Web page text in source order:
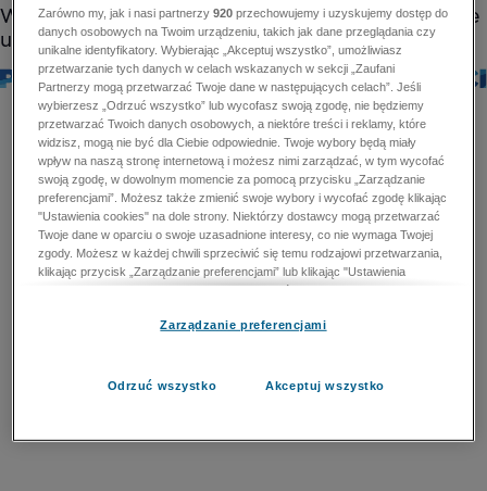
Zarówno my, jak i nasi partnerzy920 przechowujemy i uzyskujemy dostęp do
danych osobowych na Twoim urządzeniu, takich jak dane przeglądania czy
unikalne identyfikatory. Wybierając „Akceptuj wszystko”, umożliwiasz
przetwarzanie tych danych w celach wskazanych w sekcji „Zaufani
Partnerzy mogą przetwarzać Twoje dane w następujących celach”. Jeśli
wybierzesz „Odrzuć wszystko” lub wycofasz swoją zgodę, nie będziemy
przetwarzać Twoich danych osobowych, a niektóre treści i reklamy, które
widzisz, mogą nie być dla Ciebie odpowiednie. Twoje wybory będą miały
wpływ na naszą stronę internetową i możesz nimi zarządzać, w tym wycofać
swoją zgodę, w dowolnym momencie za pomocą przycisku „Zarządzanie
preferencjami”. Możesz także zmienić swoje wybory i wycofać zgodę klikając
"Ustawienia cookies" na dole strony. Niektórzy dostawcy mogą przetwarzać
Twoje dane w oparciu o swoje uzasadnione interesy, co nie wymaga Twojej
zgody. Możesz w każdej chwili sprzeciwić się temu rodzajowi przetwarzania,
klikając przycisk „Zarządzanie preferencjami” lub klikając "Ustawienia
cookies" na dole strony. Nie możesz sprzeciwić się przetwarzaniu przez
zapobiegania oszustwom i naprawiania błędów, a w tym celu mogą zostać
przetwarzaniu danych osobowych w celu dostarczania i prezentacji reklam i
Zarządzanie preferencjami
Odrzuć wszystko Akceptuj wszystko